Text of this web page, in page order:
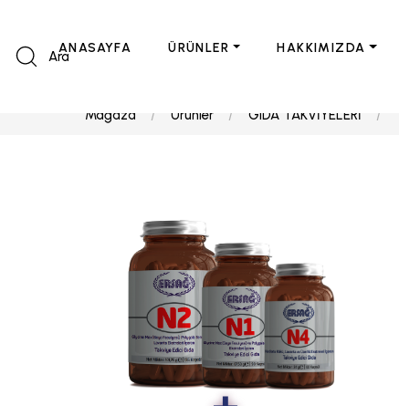
Ara
ANASAYFA ÜRÜNLER HAKKIMIZDA
Mağaza Ürünler GIDA TAKVİYELERİ